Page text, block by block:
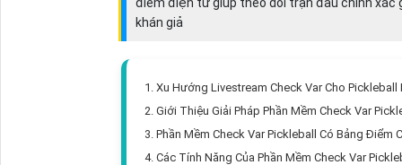
khán giả
1. Xu Hướng Livestream Check Var Cho Pickleball
2. Giới Thiệu Giải Pháp Phần Mềm Check Var
3. Phần Mềm Check Var Pickleball Có Bảng Điểm
4. Các Tính Năng Của Phần Mềm Check Var